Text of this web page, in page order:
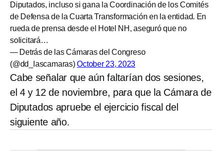
Diputados, incluso si gana la Coordinación de los Comités
de Defensa de la Cuarta Transformación en la entidad. En
rueda de prensa desde el Hotel NH, aseguró que no
solicitará…
— Detrás de las Cámaras del Congreso
(@dd_lascamaras)October 23, 2023
Cabe señalar que aún faltarían dos sesiones,
el 4 y 12 de noviembre, para que la Cámara de
Diputados apruebe el ejercicio fiscal del
siguiente año.